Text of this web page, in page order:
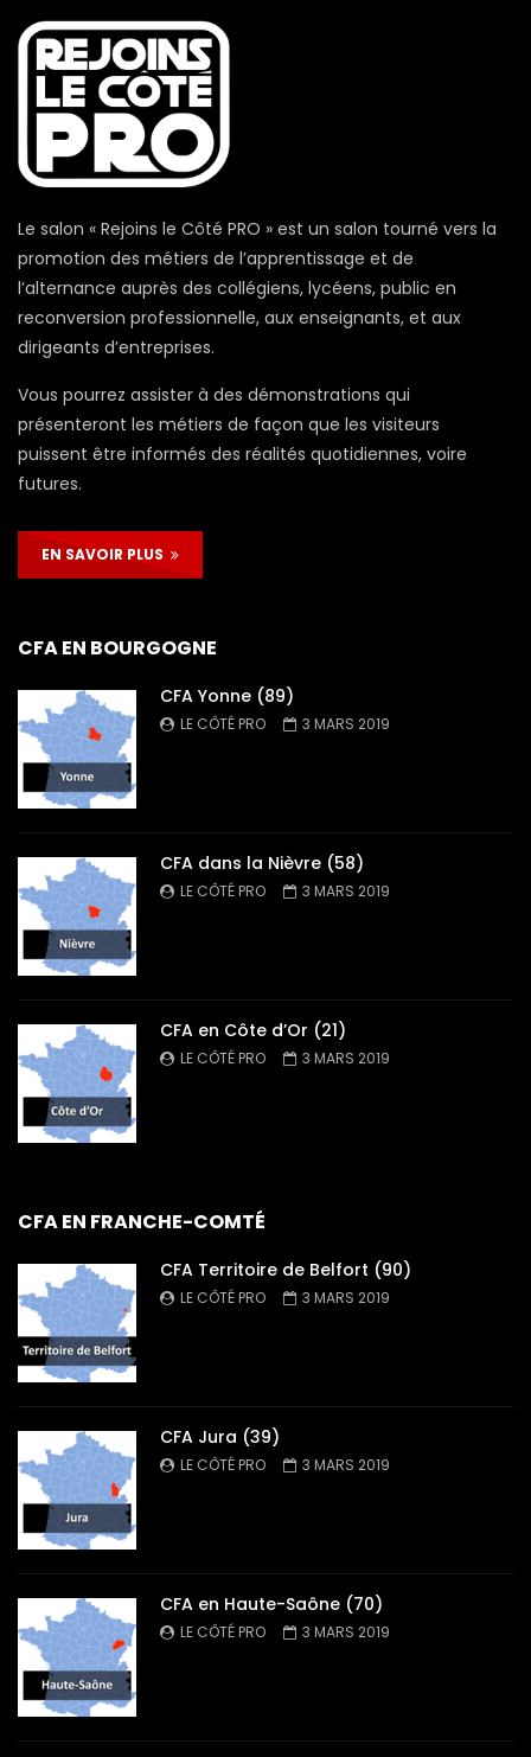
Le salon « Rejoins le Côté PRO » est un salon tourné vers la
promotion des métiers de l’apprentissage et de
l’alternance auprès des collégiens, lycéens, public en
reconversion professionnelle, aux enseignants, et aux
dirigeants d’entreprises.
Vous pourrez assister à des démonstrations qui
présenteront les métiers de façon que les visiteurs
puissent être informés des réalités quotidiennes, voire
futures.
EN SAVOIR PLUS
CFA EN BOURGOGNE
CFA Yonne (89)
LE CÔTÉ PRO 3 MARS 2019
CFA dans la Nièvre (58)
LE CÔTÉ PRO 3 MARS 2019
CFA en Côte d’Or (21)
LE CÔTÉ PRO 3 MARS 2019
CFA EN FRANCHE-COMTÉ
CFA Territoire de Belfort (90)
LE CÔTÉ PRO 3 MARS 2019
CFA Jura (39)
LE CÔTÉ PRO 3 MARS 2019
CFA en Haute-Saône (70)
LE CÔTÉ PRO 3 MARS 2019